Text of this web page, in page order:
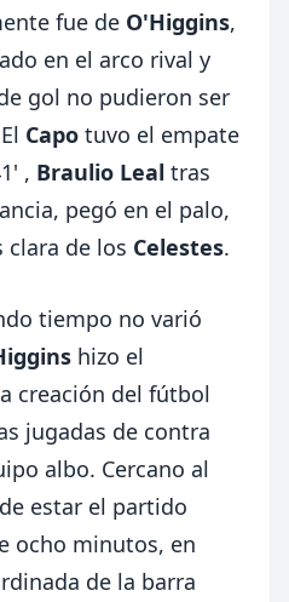
fue de O'Higgins,
en el arco rival y
gol no pudieron ser
Capo tuvo el empate
, Braulio Leal tras
pegó en el palo,
clara de los Celestes.
tiempo no varió
hizo el
creación del fútbol
jugadas de contra
albo. Cercano al
estar el partido
ocho minutos, en
de la barra